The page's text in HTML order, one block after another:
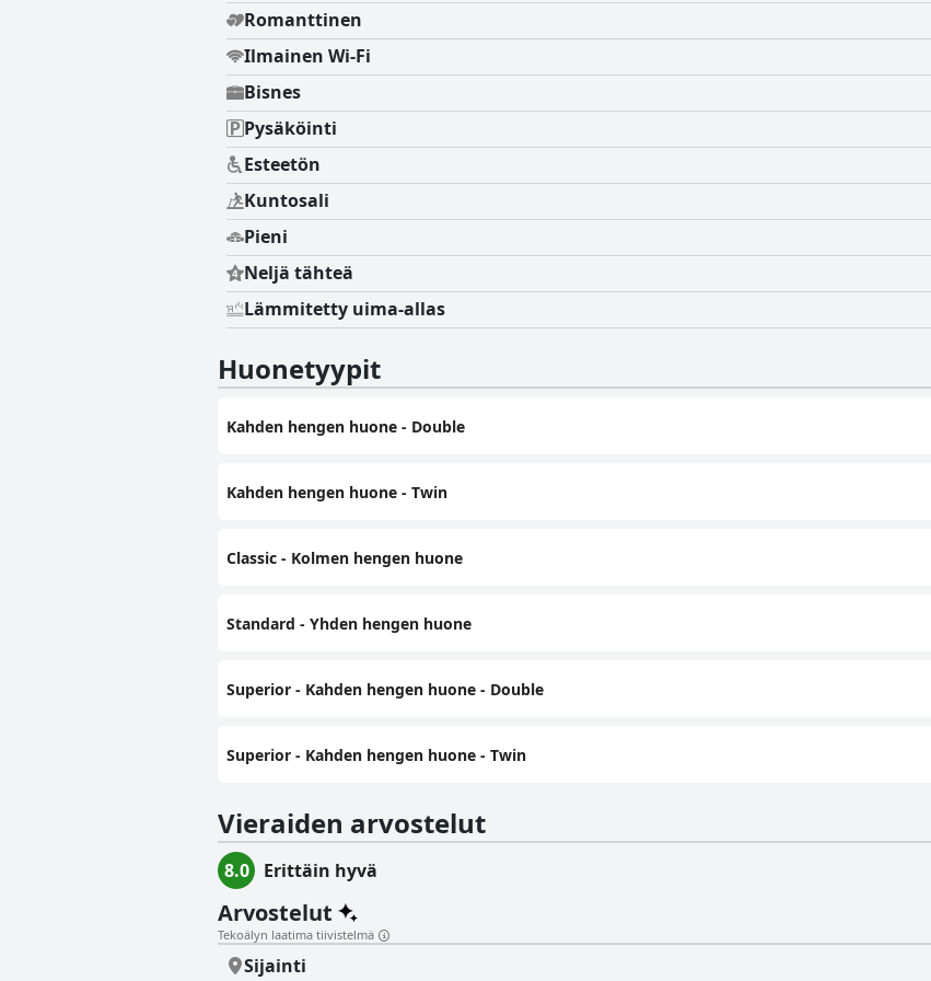
Romanttinen
Ilmainen Wi-Fi
Bisnes
Pysäköinti
Esteetön
Kuntosali
Pieni
Neljä tähteä
Lämmitetty uima-allas
Huonetyypit
Kahden hengen huone - Double
Kahden hengen huone - Twin
Classic - Kolmen hengen huone
Standard - Yhden hengen huone
Superior - Kahden hengen huone - Double
Superior - Kahden hengen huone - Twin
Vieraiden arvostelut
8.0 Erittäin hyvä
Arvostelut
Tekoälyn laatima tiivistelmä
Sijainti